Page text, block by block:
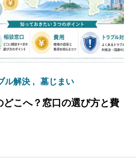
ル解決 墓じまい
こへ？窓口の選び方と費